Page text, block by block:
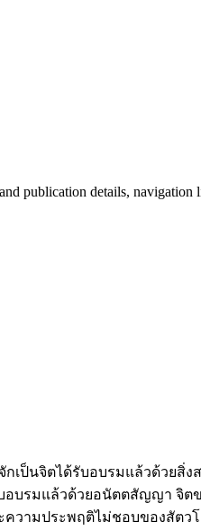
publication details, navigation
เป็นจิตได้รับอบรมแล้วด้วย
บรมแล้วด้วยอนัตตสัญญา จิ
ามประพฤติไม่ชอบของสัต